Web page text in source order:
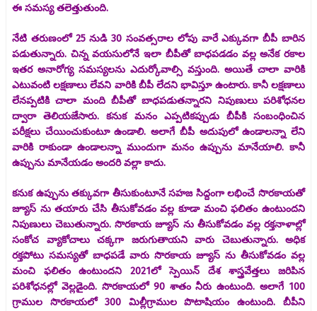
ఈ సమస్య తలెత్తుతుంది.
నేటి తరుణంలో 25 నుడి 30 సంవత్సరాల లోపు వారే ఎక్కువగా బీపీ బారిన
పడుతున్నారు. చిన్న వయసులోనే ఇలా బీపీతో బాధపడడం వల్ల అనేక రకాల
ఇతర అనారోగ్య సమస్యలను ఎదుర్కోవాల్సి వస్తుంది. అయితే చాలా వారికి
ఎటువంటి లక్షణాలు లేవని వారికి బీపీ లేదని భావిస్తూ ఉంటారు. కానీ లక్షణాలు
లేనప్పటికి చాలా మంది బీపీతో బాధపడుతన్నారని నిపుణులు పరిశోధనల
ద్వారా తెలియజేసారు. కనుక మనం ఎప్పటికప్పుడు బీపీకి సంబంధించిన
పరీక్షలు చేయించుకుంటూ ఉండాలి. అలాగే బీపీ అదుపులో ఉండాలన్నా లేని
వారికి రాకుండా ఉండాలన్నా ముందుగా మనం ఉప్పును మానేయాలి. కానీ
ఉప్పును మానేయడం అందరి వల్లా కాదు.
కనుక ఉప్పును తక్కువగా తీసుకుంటూనే సహజ సిద్దంగా లభించే సొరకాయతో
జ్యూస్ ను తయారు చేసి తీసుకోవడం వల్ల కూడా మంచి ఫలితం ఉంటుందని
నిపుణులు చెబుతున్నారు. సొరకాయ జ్యూస్ ను తీసుకోవడం వల్ల రక్తనాళాల్లో
సంకోచ వ్యాకోచాలు చక్కగా జరుగుతాయని వారు చెబుతున్నారు. అధిక
రక్తపోటు సమస్యతో బాధపడే వారు సొరకాయ జ్యూస్ ను తీసుకోవడం వల్ల
మంచి ఫలితం ఉంటుందని 2021లో స్పెయిన్ దేశ శాస్త్రవేత్తలు జరిపిన
పరిశోధనల్లో వెల్లడైంది. సొరకాయలో 90 శాతం నీరు ఉంటుంది. అలాగే 100
గ్రాముల సొరకాయలో 300 మిల్లీగ్రాముల పొటాషియం ఉంటుంది. బీపీని